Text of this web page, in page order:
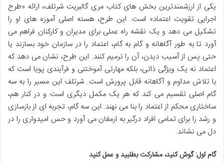
یکی از ارزشمندترین بخش های کتاب مری گالبریت شرتلف، ارائه «طرح
اجرایی تقویت اعتماد» است. این طرح، هسته اصلی آموزه های او را
تشکیل می دهد و یک نقشه راه عملی برای مدیران و کارکنان فراهم می
آورد تا به طور آگاهانه و گام به گام، اعتماد را در سازمان خود بسازند یا
حتی پس از آسیب دیدن، آن را ترمیم کنند. این طرح، نشان می دهد که
اعتماد نه یک ویژگی ذاتی، بلکه مهارتی آموختنی و فرآیندی پویا است که
با تلاش مداوم و آگاهانه قابل پرورش است. شرتلف این مسیر را به سه
گام اصلی تقسیم می کند که هر یک مکمل دیگری است و در کنار هم،
ساختاری محکم از اعتماد را بنا می نهند. این سه گام، تجربه ای از بازسازی
و رشد را برای تمامی افراد درگیر به ارمغان می آورد و حس امیدواری را در
دل می نشاند.
گام اول: گوش کنید، مشارکت بطلبید و عمل کنید